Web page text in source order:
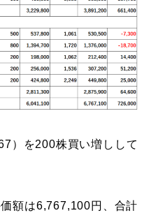
）を200株買い増しして
額は6,767,100円、合計